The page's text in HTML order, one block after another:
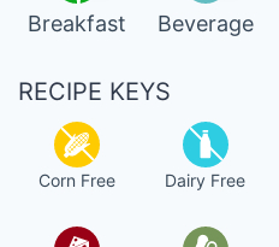
Breakfast Beverage
RECIPE KEYS
Corn Free Dairy Free